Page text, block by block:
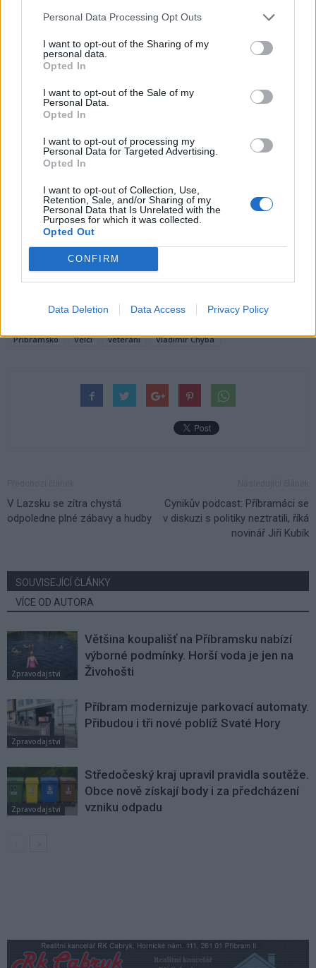
Personal Data Processing Opt Outs
I want to opt-out of the Sharing of my
personal data.
Opted In
I want to opt-out of the Sale of my
Personal Data.
Opted In
I want to opt-out of processing my
Personal Data for Targeted Advertising.
Opted In
I want to opt-out of Collection, Use,
Retention, Sale, and/or Sharing of my
Personal Data that Is Unrelated with the
Purposes for which it was collected.
Opted Out
CONFIRM
Data Deletion Data Access Privacy Policy
Komentáře
Příbramsko
Velcí veteráni Vladimír Chyba
V Lazsku se zítra chystá
odpoledne plné zábavy a hudby
Cynikův podcast: Příbramáci se
v diskuzi s politiky neztratili, říká
novinář Jiří Kubík
SOUVISEJÍCÍ ČLÁNKY
VÍCE OD AUTORA
Zpravodajství
Většina koupališť na Příbramsku nabízí
výborné podmínky. Horší voda je jen na
Živohošti
Zpravodajství
Příbram modernizuje parkovací automaty.
Přibudou i tři nové poblíž Svaté Hory
Zpravodajství
Středočeský kraj upravil pravidla soutěže.
Obce nově získají body i za předcházení
vzniku odpadu